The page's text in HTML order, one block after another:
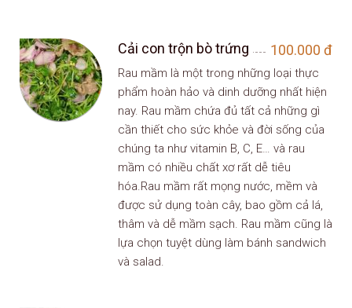
100.000 đ
Cải con trộn bò trứng
Rau mầm là một trong những loại thực
phẩm hoàn hảo và dinh dưỡng nhất hiện
nay. Rau mầm chứa đủ tất cả những gì
cần thiết cho sức khỏe và đời sống của
chúng ta như vitamin B, C, E… và rau
mầm có nhiều chất xơ rất dễ tiêu
hóa.Rau mầm rất mọng nước, mềm và
được sử dụng toàn cây, bao gồm cả lá,
thâm và dễ mầm sạch. Rau mầm cũng là
lựa chọn tuyệt dùng làm bánh sandwich
và salad.